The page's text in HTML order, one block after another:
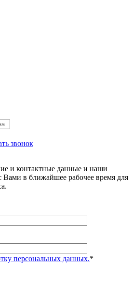
звонок
и контактные данные и наши
Вами в ближайшее рабочее время для
персональных данных.*